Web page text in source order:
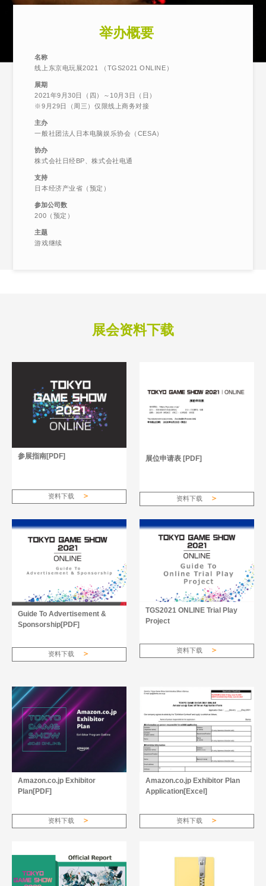
举办概要
名称
线上东京电玩展2021 （TGS2021 ONLINE）
展期
2021年9月30日（四）～10月3日（日）
※9月29日（周三）仅限线上商务对接
主办
一般社团法人日本电脑娱乐协会（CESA）
协办
株式会社日经BP、株式会社电通
支持
日本经济产业省（预定）
参加公司数
200（预定）
主题
游戏继续
展会资料下载
参展指南[PDF]
资料下载
展位申请表 [PDF]
资料下载
Guide To Advertisement &
Sponsorship[PDF]
资料下载
TGS2021 ONLINE Trial Play
Project
资料下载
Amazon.co.jp Exhibitor
Plan[PDF]
资料下载
Amazon.co.jp Exhibitor Plan
Application[Excel]
资料下载